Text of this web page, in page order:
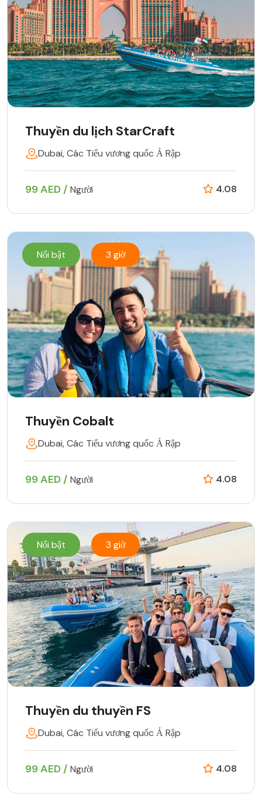
Thuyền du lịch StarCraft
Dubai, Các Tiểu vương quốc Ả Rập
99 AED / Người 4.08
Nổi bật 3 giờ
Thuyền Cobalt
Dubai, Các Tiểu vương quốc Ả Rập
99 AED / Người 4.08
Nổi bật 3 giờ
Thuyền du thuyền FS
Dubai, Các Tiểu vương quốc Ả Rập
99 AED / Người 4.08